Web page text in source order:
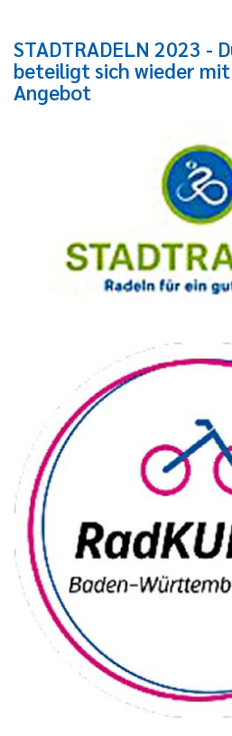
STADTRADELN 2023 -
beteiligt sich wieder
Angebot